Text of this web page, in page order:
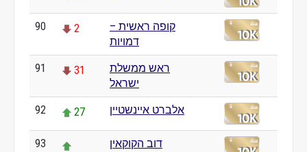
90 2
קופה ראשית –
דמויות
91 31
ראש ממשלת
ישראל
92 27 אלברט איינשטיין
93
דוב הקוקאין